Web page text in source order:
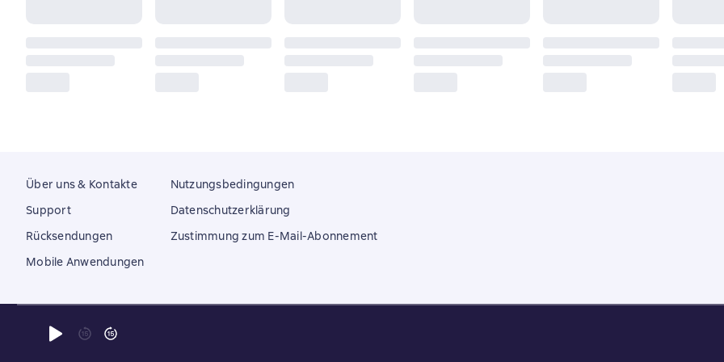
Über uns & Kontakte
Support
Rücksendungen
Mobile Anwendungen
Nutzungsbedingungen
Datenschutzerklärung
Zustimmung zum E-Mail-Abonnement